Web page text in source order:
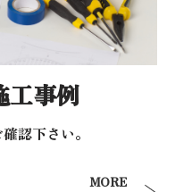
工事例
確認下さい。
MORE